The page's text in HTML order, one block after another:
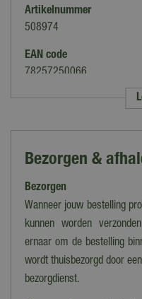
Artikelnummer
508974
EAN code
78257250066
Merk
Filterpompen & toebehoren,
Bezorgen &
Bezorgen
Wanneer jouw bestelling
kunnen worden
ernaar om de bestelling
wordt thuisbezorgd door
bezorgdienst.